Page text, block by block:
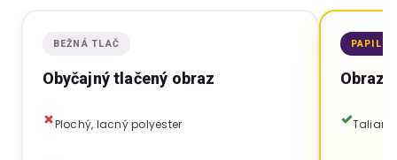
BEŽNÁ TLAČ
Obyčajný tlačený obraz
Plochý, lacný polyester
Obraz